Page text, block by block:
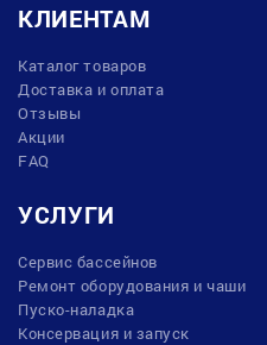
КЛИЕНТАМ
Каталог товаров
Доставка и оплата
Отзывы
Акции
FAQ
УСЛУГИ
Сервис бассейнов
Ремонт оборудования и чаши
Пуско-наладка
Консервация и запуск